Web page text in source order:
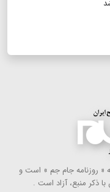
« روزنامه جام جم » است و
ذكر منبع، آزاد است .